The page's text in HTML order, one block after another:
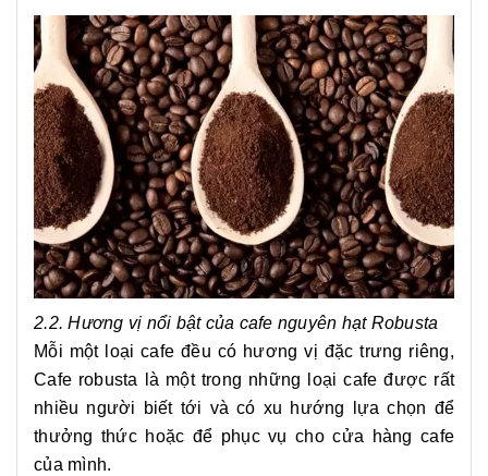
2.2. Hương vị nổi bật của cafe nguyên hạt Robusta
Mỗi một loại cafe đều có hương vị đặc trưng riêng,
Cafe robusta là một trong những loại cafe được rất
nhiều người biết tới và có xu hướng lựa chọn để
thưởng thức hoặc để phục vụ cho cửa hàng cafe
của mình.